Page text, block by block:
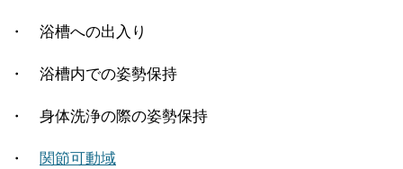
・ 浴槽への出入り
・ 浴槽内での姿勢保持
・ 身体洗浄の際の姿勢保持
・ 関節可動域